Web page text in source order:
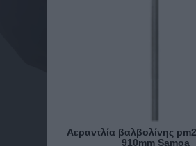
Αεραντλία βαλβολίνης
910mm Samoa